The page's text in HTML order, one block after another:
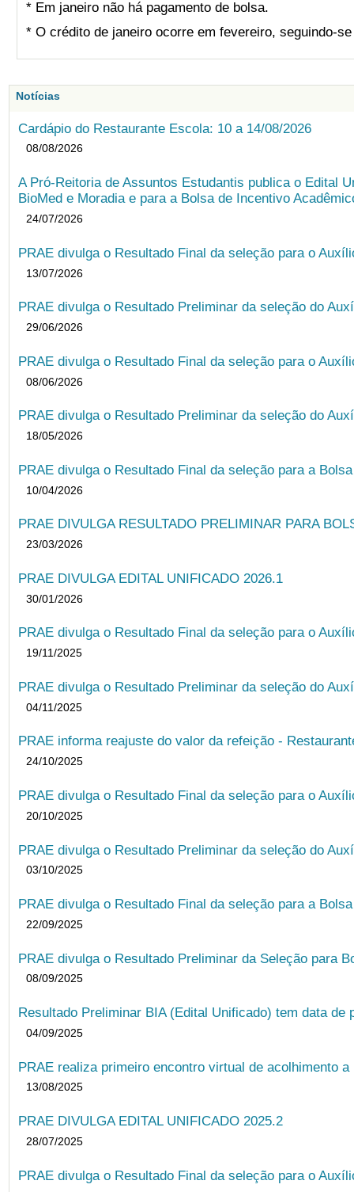
* Em janeiro não há pagamento de bolsa.
* O crédito de janeiro ocorre em fevereiro, seguindo-
Notícias
Cardápio do Restaurante Escola: 10 a 14/08/2026
08/08/2026
A Pró-Reitoria de Assuntos Estudantis publica o Edital
BioMed e Moradia e para a Bolsa de Incentivo
24/07/2026
PRAE divulga o Resultado Final da seleção para o
13/07/2026
PRAE divulga o Resultado Preliminar da seleção do
29/06/2026
PRAE divulga o Resultado Final da seleção para o
08/06/2026
PRAE divulga o Resultado Preliminar da seleção do
18/05/2026
PRAE divulga o Resultado Final da seleção para a
10/04/2026
PRAE DIVULGA RESULTADO PRELIMINAR PARA
23/03/2026
PRAE DIVULGA EDITAL UNIFICADO 2026.1
30/01/2026
PRAE divulga o Resultado Final da seleção para o
19/11/2025
PRAE divulga o Resultado Preliminar da seleção do
04/11/2025
PRAE informa reajuste do valor da refeição -
24/10/2025
PRAE divulga o Resultado Final da seleção para o
20/10/2025
PRAE divulga o Resultado Preliminar da seleção do
03/10/2025
PRAE divulga o Resultado Final da seleção para a
22/09/2025
PRAE divulga o Resultado Preliminar da Seleção para
08/09/2025
Resultado Preliminar BIA (Edital Unificado) tem data de
04/09/2025
PRAE realiza primeiro encontro virtual de acolhimento
13/08/2025
PRAE DIVULGA EDITAL UNIFICADO 2025.2
28/07/2025
PRAE divulga o Resultado Final da seleção para o